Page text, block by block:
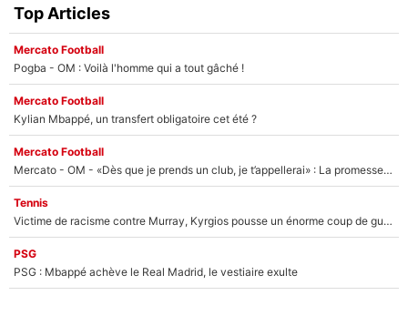
Top Articles
Mercato Football
Pogba - OM : Voilà l'homme qui a tout gâché !
Mercato Football
Kylian Mbappé, un transfert obligatoire cet été ?
Mercato Football
Mercato - OM - «Dès que je prends un club, je t’appellerai» : La promesse de Marcelino au moment de claquer la porte
Tennis
Victime de racisme contre Murray, Kyrgios pousse un énorme coup de gueule !
PSG
PSG : Mbappé achève le Real Madrid, le vestiaire exulte